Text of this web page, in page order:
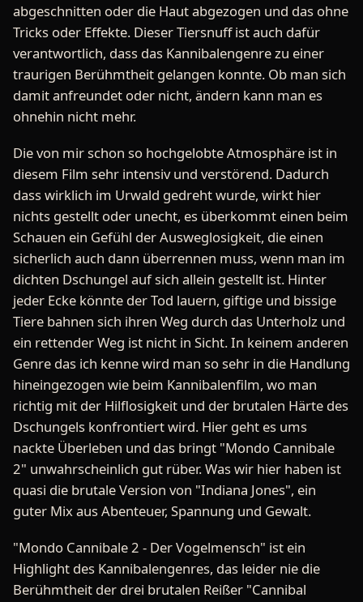
abgeschnitten oder die Haut abgezogen und das ohne
Tricks oder Effekte. Dieser Tiersnuff ist auch dafür
verantwortlich, dass das Kannibalengenre zu einer
traurigen Berühmtheit gelangen konnte. Ob man sich
damit anfreundet oder nicht, ändern kann man es
ohnehin nicht mehr.
Die von mir schon so hochgelobte Atmosphäre ist in
diesem Film sehr intensiv und verstörend. Dadurch
dass wirklich im Urwald gedreht wurde, wirkt hier
nichts gestellt oder unecht, es überkommt einen beim
Schauen ein Gefühl der Ausweglosigkeit, die einen
sicherlich auch dann überrennen muss, wenn man im
dichten Dschungel auf sich allein gestellt ist. Hinter
jeder Ecke könnte der Tod lauern, giftige und bissige
Tiere bahnen sich ihren Weg durch das Unterholz und
ein rettender Weg ist nicht in Sicht. In keinem anderen
Genre das ich kenne wird man so sehr in die Handlung
hineingezogen wie beim Kannibalenfilm, wo man
richtig mit der Hilflosigkeit und der brutalen Härte des
Dschungels konfrontiert wird. Hier geht es ums
nackte Überleben und das bringt "Mondo Cannibale
2" unwahrscheinlich gut rüber. Was wir hier haben ist
quasi die brutale Version von "Indiana Jones", ein
guter Mix aus Abenteuer, Spannung und Gewalt.
"Mondo Cannibale 2 - Der Vogelmensch" ist ein
Highlight des Kannibalengenres, das leider nie die
Berühmtheit der drei brutalen Reißer "Cannibal